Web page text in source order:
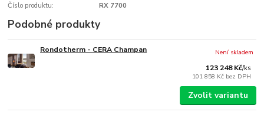
Číslo produktu: RX 7700
Podobné produkty
Rondotherm - CERA Champan
123 248 Kč/ks
101 858 Kč bez DPH
Není skladem
Zvolit variantu